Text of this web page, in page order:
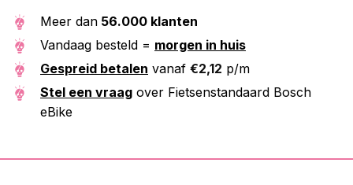
Meer dan 56.000 klanten
Vandaag besteld = morgen in huis
Gespreid betalen vanaf €2,12 p/m
Stel een vraag over Fietsenstandaard Bosch
eBike